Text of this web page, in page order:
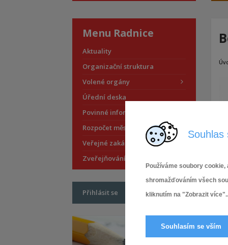
Souhlas
Používáme soubory
shromažďováním všech
kliknutím na "Zobrazit
Souhlasím se vším
Menu Radnice
Aktuality
Organizační struktura
Volené orgány
Úřední deska
Povinné informace
Rozpočet městské části
Veřejné zakázky
Zveřejňování smluv
Přihlásit se